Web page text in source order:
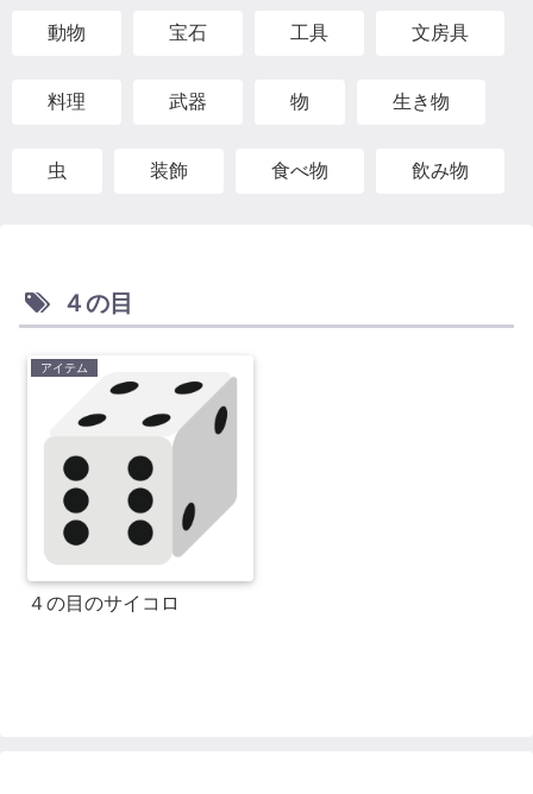
動物 宝石 工具 文房具
料理 武器 物 生き物
虫 装飾 食べ物 飲み物
４の目
アイテム
４の目のサイコロ